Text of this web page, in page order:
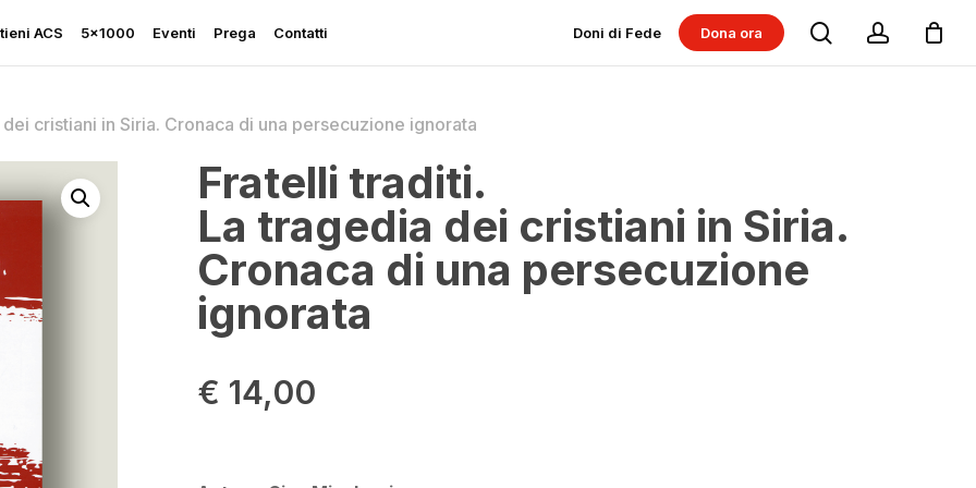
Rapporto sulla Libertà
Religiosa
Perseguitati più che mai
Sostegno all’Ucraina
ACS 5×1000 Eventi Prega Contatti Doni di Fede Dona ora searchaccount
cristiani in Siria. Cronaca di una persecuzione ignorata
Fratelli traditi.
La tragedia dei cristiani in Siria.
Cronaca di una persecuzione
ignorata
€ 14,00